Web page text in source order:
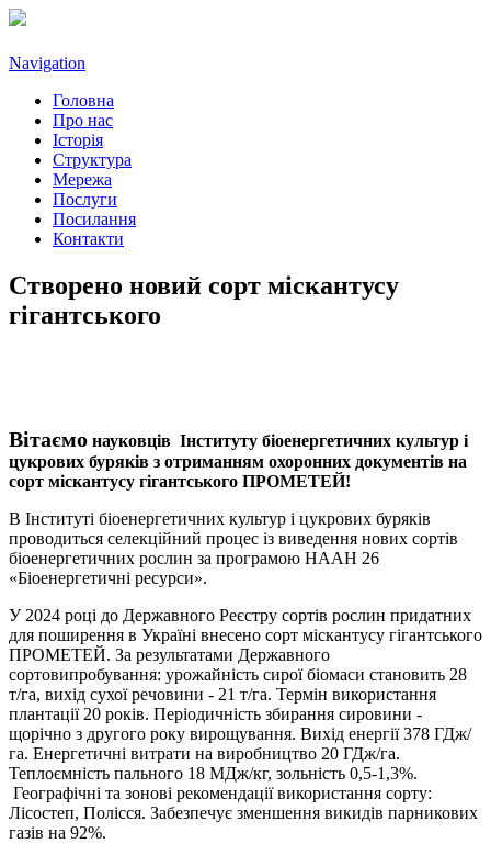
Navigation
Головна
Про нас
Історія
Структура
Мережа
Послуги
Посилання
Контакти
Створено новий сорт міскантусу
гігантського
Вітаємо науковців Інституту біоенергетичних культур і
цукрових буряків з отриманням охоронних документів на
сорт міскантусу гігантського ПРОМЕТЕЙ!
В Інституті біоенергетичних культур і цукрових буряків
проводиться селекційний процес із виведення нових сортів
біоенергетичних рослин за програмою НААН 26
«Біоенергетичні ресурси».
У 2024 році до Державного Реєстру сортів рослин придатних
для поширення в Україні внесено сорт міскантусу гігантського
ПРОМЕТЕЙ. За результатами Державного
сортовипробування: урожайність сирої біомаси становить 28
т/га, вихід сухої речовини - 21 т/га. Термін використання
плантації 20 років. Періодичність збирання сировини -
щорічно з другого року вирощування. Вихід енергії 378 ГДж/
га. Енергетичні витрати на виробництво 20 ГДж/га.
Теплоємність пального 18 МДж/кг, зольність 0,5-1,3%.
Географічні та зонові рекомендації використання сорту:
Лісостеп, Полісся. Забезпечує зменшення викидів парникових
газів на 92%.